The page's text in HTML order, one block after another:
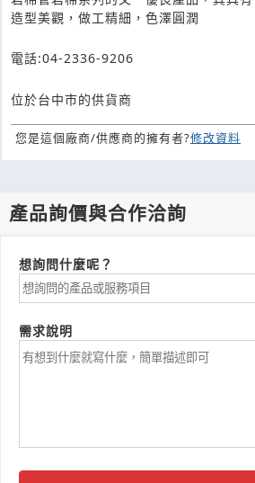
造型美觀，做工精細，色澤圓潤
電話:04-2336-9206
位於台中市的供貨商
您是這個廠商/供應商的擁有者?修改資料
產品詢價與合作洽詢
想詢問什麼呢？
需求說明